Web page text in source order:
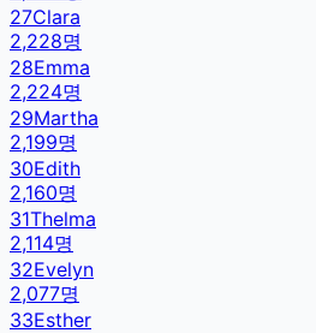
27Clara
2,228명
28Emma
2,224명
29Martha
2,199명
30Edith
2,160명
31Thelma
2,114명
32Evelyn
2,077명
33Esther